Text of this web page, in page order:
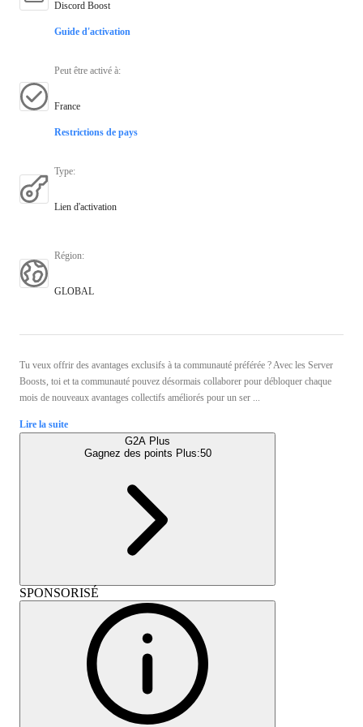
Discord Boost
Guide d'activation
Peut être activé à:
France
Restrictions de pays
Type:
Lien d'activation
Région:
GLOBAL
Tu veux offrir des avantages exclusifs à ta communauté préférée ? Avec les Server
Boosts, toi et ta communauté pouvez désormais collaborer pour débloquer chaque
mois de nouveaux avantages collectifs améliorés pour un ser ...
Lire la suite
G2A Plus
Gagnez des points Plus:50
SPONSORISÉ